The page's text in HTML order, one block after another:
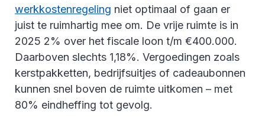
werkkostenregeling niet optimaal of gaan er
juist te ruimhartig mee om. De vrije ruimte is in
2025 2% over het fiscale loon t/m €400.000.
Daarboven slechts 1,18%. Vergoedingen zoals
kerstpakketten, bedrijfsuitjes of cadeaubonnen
kunnen snel boven de ruimte uitkomen – met
80% eindheffing tot gevolg.